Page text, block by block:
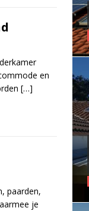
en
[…]
paarden,
je